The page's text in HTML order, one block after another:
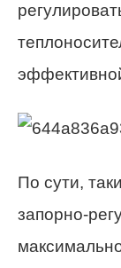
По сути,
запорно-